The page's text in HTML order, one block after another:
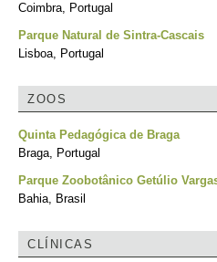
Coimbra, Portugal
Parque Natural de Sintra-Cascais
Lisboa, Portugal
ZOOS
Quinta Pedagógica de Braga
Braga, Portugal
Parque Zoobotânico Getúlio
Bahia, Brasil
CLÍNICAS